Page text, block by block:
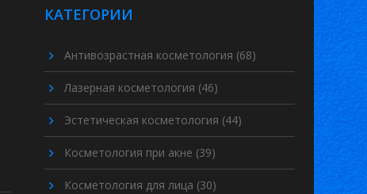
КАТЕГОРИИ
Антивозрастная косметология (68)
Лазерная косметология (46)
Эстетическая косметология (44)
Косметология при акне (39)
Косметология для лица (30)